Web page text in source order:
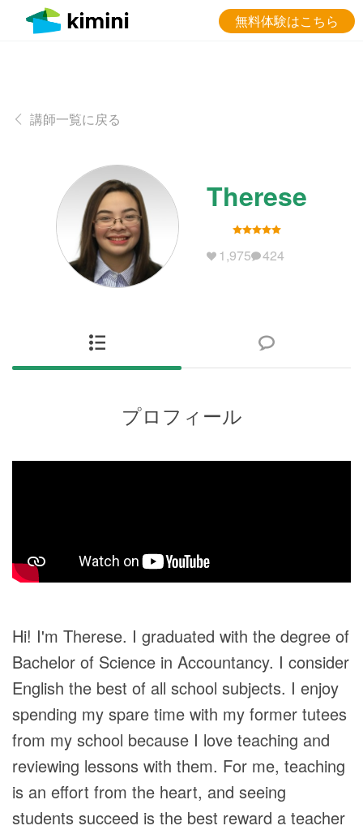
無料体験はこちら
講師一覧に戻る
Therese
1,975 424
プロフィール
Hi! I'm Therese. I graduated with the degree of
Bachelor of Science in Accountancy. I consider
English the best of all school subjects. I enjoy
spending my spare time with my former tutees
from my school because I love teaching and
reviewing lessons with them. For me, teaching
is an effort from the heart, and seeing
students succeed is the best reward a teacher